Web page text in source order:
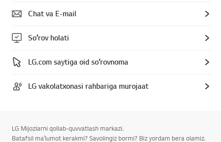
Chat va E-mail
Soʻrov holati
LG.com saytiga oid soʻrovnoma
LG vakolatxonasi rahbariga murojaat
LG Mijozlarni qollab-quvvatlash markazi.
Batafsil maʼlumot kerakmi? Savolingiz bormi? Biz yordam bera olamiz.